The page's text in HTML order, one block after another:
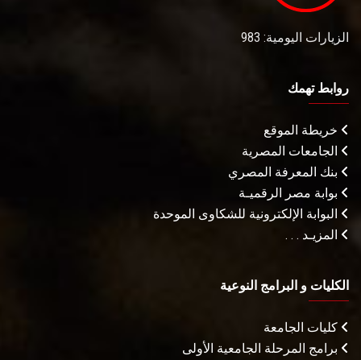
الزيارات اليومية: 983
روابط تهمك
خريطة الموقع
الجامعات المصرية
بنك المعرفة المصري
بوابة مصر الرقميـة
البوابة الإلكترونية للشكاوى الموحدة
المزيـد . . .
الكليات و البرامج النوعية
كليات الجامعة
برامج المرحلة الجامعية الأولى